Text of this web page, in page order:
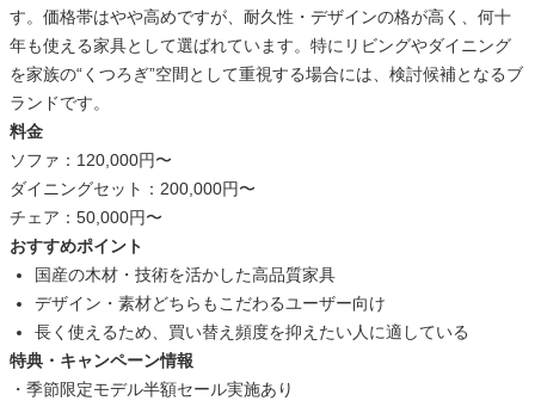
す。価格帯はやや高めですが、耐久性・デザインの格が高く、何十
年も使える家具として選ばれています。特にリビングやダイニング
を家族の“くつろぎ”空間として重視する場合には、検討候補となるブ
ランドです。
料金
ソファ：120,000円〜
ダイニングセット：200,000円〜
チェア：50,000円〜
おすすめポイント
国産の木材・技術を活かした高品質家具
デザイン・素材どちらもこだわるユーザー向け
長く使えるため、買い替え頻度を抑えたい人に適している
特典・キャンペーン情報
・季節限定モデル半額セール実施あり